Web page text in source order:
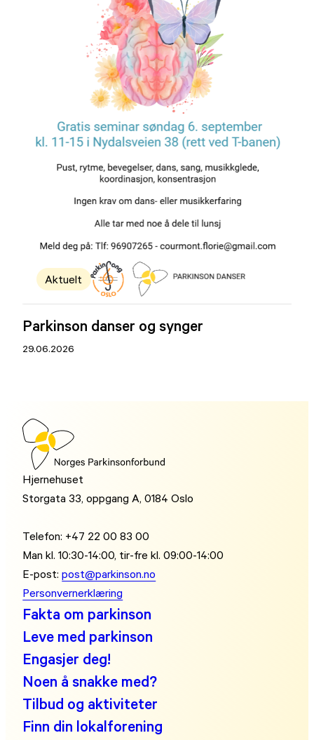
Aktuelt
Parkinson danser og synger
29.06.2026
Hjernehuset
Storgata 33, oppgang A, 0184 Oslo
Telefon: +47 22 00 83 00
Man kl. 10:30-14:00, tir-fre kl. 09:00-14:00
E-post:post@parkinson.no
Personvernerklæring
Fakta om parkinson
Leve med parkinson
Engasjer deg!
Noen å snakke med?
Tilbud og aktiviteter
Finn din lokalforening